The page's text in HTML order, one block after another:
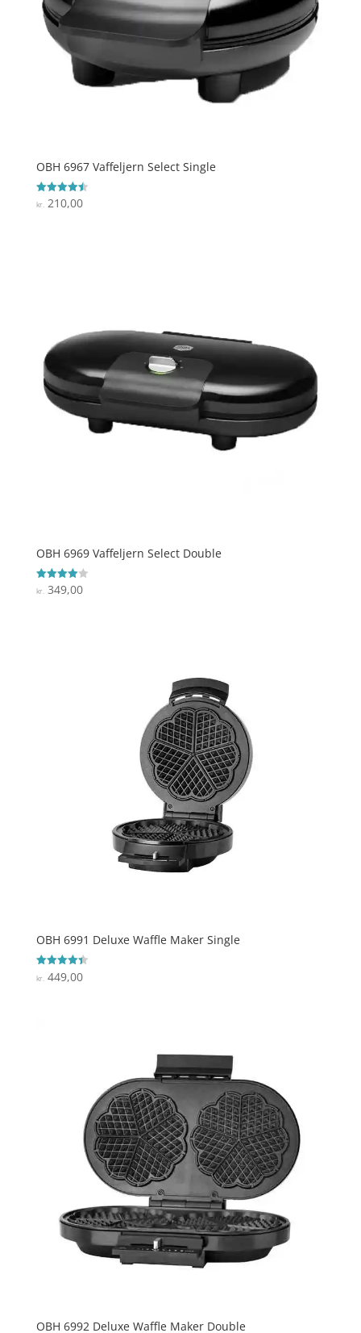
OBH 6967 Vaffeljern Select Single
Vurderet
4.5
kr.210,00
OBH 6969 Vaffeljern Select Double
Vurderet
4
kr.349,00
OBH 6991 Deluxe Waffle Maker Single
Vurderet
4.4
kr. 449,00
OBH 6992 Deluxe Waffle Maker Double